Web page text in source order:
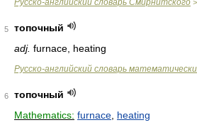
Русско-английский словарь Смирнитского >
5
топочный
adj. furnace, heating
Русско-английский словарь
6
топочный
Mathematics: furnace heating